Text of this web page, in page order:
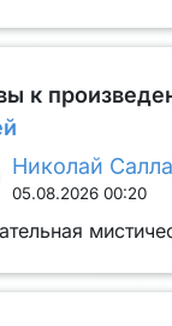
к
Николай
05.08.2026 00:20